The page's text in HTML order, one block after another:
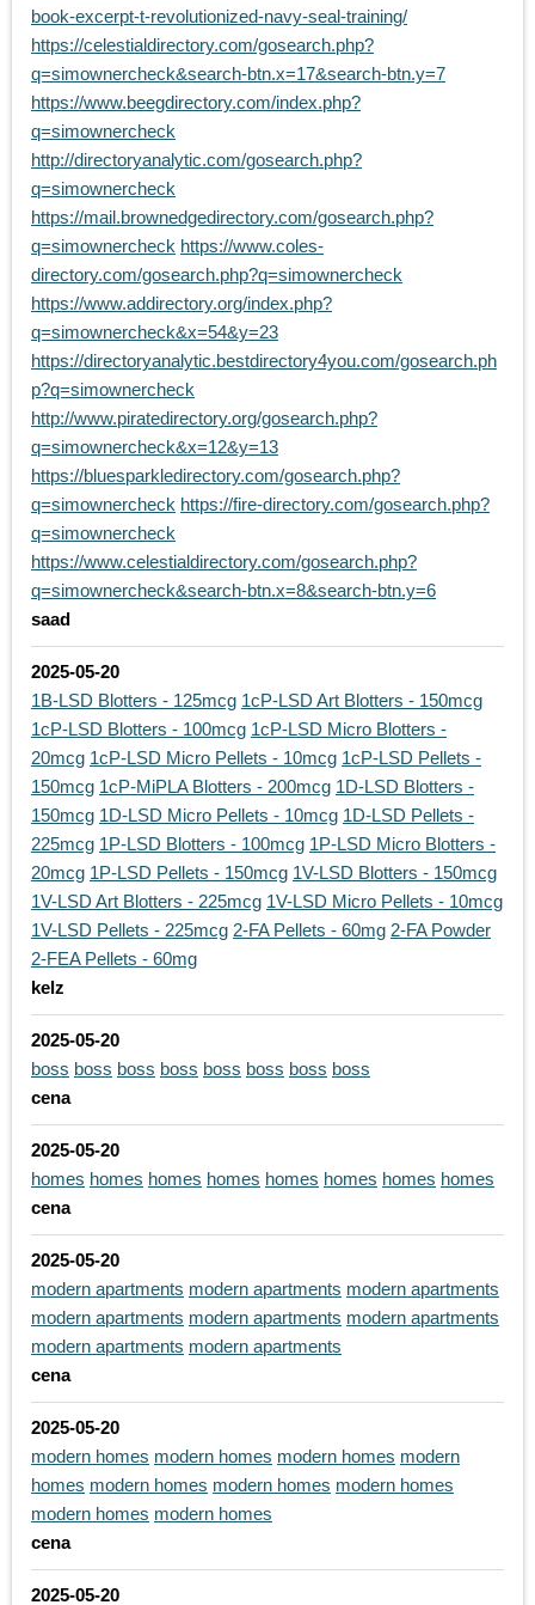
book-excerpt-t-revolutionized-navy-seal-training/
https://celestialdirectory.com/gosearch.php?
q=simownercheck&search-btn.x=17&search-btn.y=7
https://www.beegdirectory.com/index.php?
q=simownercheck
http://directoryanalytic.com/gosearch.php?
q=simownercheck
https://mail.brownedgedirectory.com/gosearch.php?
q=simownercheck https://www.coles-
directory.com/gosearch.php?q=simownercheck
https://www.addirectory.org/index.php?
q=simownercheck&x=54&y=23
https://directoryanalytic.bestdirectory4you.com/gosearch.ph
p?q=simownercheck
http://www.piratedirectory.org/gosearch.php?
q=simownercheck&x=12&y=13
https://bluesparkledirectory.com/gosearch.php?
q=simownercheck https://fire-directory.com/gosearch.php?
q=simownercheck
https://www.celestialdirectory.com/gosearch.php?
q=simownercheck&search-btn.x=8&search-btn.y=6
saad
2025-05-20
1B-LSD Blotters - 125mcg 1cP-LSD Art Blotters - 150mcg
1cP-LSD Blotters - 100mcg 1cP-LSD Micro Blotters -
20mcg 1cP-LSD Micro Pellets - 10mcg 1cP-LSD Pellets -
150mcg 1cP-MiPLA Blotters - 200mcg 1D-LSD Blotters -
150mcg 1D-LSD Micro Pellets - 10mcg 1D-LSD Pellets -
225mcg 1P-LSD Blotters - 100mcg 1P-LSD Micro Blotters -
20mcg 1P-LSD Pellets - 150mcg 1V-LSD Blotters - 150mcg
1V-LSD Art Blotters - 225mcg 1V-LSD Micro Pellets - 10mcg
1V-LSD Pellets - 225mcg 2-FA Pellets - 60mg 2-FA Powder
2-FEA Pellets - 60mg
kelz
2025-05-20
boss boss boss boss boss boss boss boss
cena
2025-05-20
homes homes homes homes homes homes homes homes
cena
2025-05-20
modern apartments modern apartments modern apartments
modern apartments modern apartments modern apartments
modern apartments modern apartments
cena
2025-05-20
modern homes modern homes modern homes modern
homes modern homes modern homes modern homes
modern homes modern homes
cena
2025-05-20